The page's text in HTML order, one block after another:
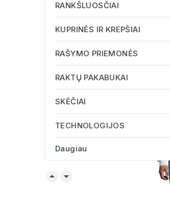
RANKŠLUOSČIAI
KUPRINĖS IR KREPŠIAI
RAŠYMO PRIEMONĖS
RAKTŲ PAKABUKAI
SKĖČIAI
TECHNOLOGIJOS
Daugiau
 